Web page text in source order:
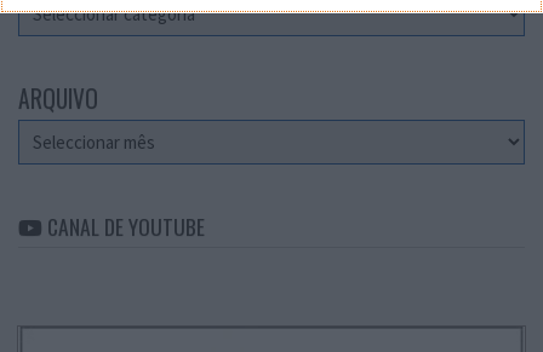
ARQUIVO
Arquivo
CANAL DE YOUTUBE